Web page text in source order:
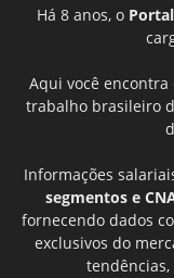
Há 8 anos, o
Aqui você
trabalho brasileiro
Informações
segmentos e
fornecendo dados
exclusivos do